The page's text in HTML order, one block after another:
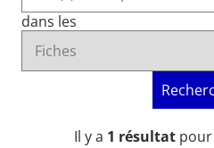
dans les
Il y a 1 résultat